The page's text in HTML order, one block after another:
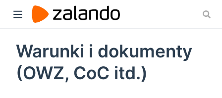
Warunki i dokumenty
(OWZ, CoC itd.)